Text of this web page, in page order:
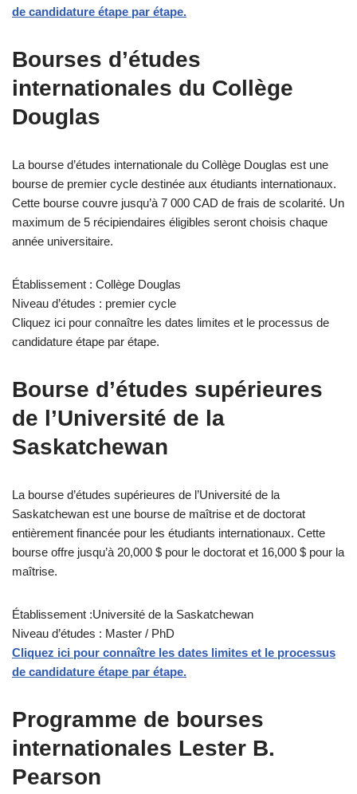
de candidature étape par étape.
Bourses d’études
internationales du Collège
Douglas
La bourse d’études internationale du Collège Douglas est une
bourse de premier cycle destinée aux étudiants internationaux.
Cette bourse couvre jusqu’à 7 000 CAD de frais de scolarité. Un
maximum de 5 récipiendaires éligibles seront choisis chaque
année universitaire.
Établissement : Collège Douglas
Niveau d’études : premier cycle
Cliquez ici pour connaître les dates limites et le processus de
candidature étape par étape.
Bourse d’études supérieures
de l’Université de la
Saskatchewan
La bourse d’études supérieures de l’Université de la
Saskatchewan est une bourse de maîtrise et de doctorat
entièrement financée pour les étudiants internationaux. Cette
bourse offre jusqu’à 20,000 $ pour le doctorat et 16,000 $ pour la
maîtrise.
Établissement :Université de la Saskatchewan
Niveau d’études : Master / PhD
Cliquez ici pour connaître les dates limites et le processus
de candidature étape par étape.
Programme de bourses
internationales Lester B.
Pearson